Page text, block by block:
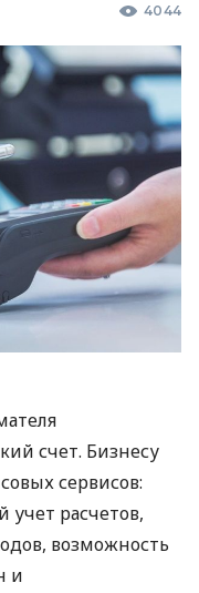
4044
счет. Бизнесу
сервисов:
расчетов,
возможность
и